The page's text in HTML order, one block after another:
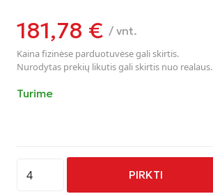
181,78 € / vnt.
Kaina fizinėse parduotuvėse gali skirtis.
Nurodytas prekių likutis gali skirtis nuo realaus.
Turime
kiekis:
PIRKTI